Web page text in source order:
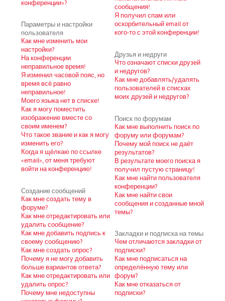
конференции»?
Параметры и настройки
пользователя
Как мне изменить мои
настройки?
На конференции
неправильное время!
Я изменил часовой пояс, но
время всё равно
неправильное!
Моего языка нет в списке!
Как я могу поместить
изображение вместе со
своим именем?
Что такое звание и как я могу
изменить его?
Когда я щёлкаю по ссылке
«email», от меня требуют
войти на конференцию!
Создание сообщений
Как мне создать тему в
форуме?
Как мне отредактировать или
удалить сообщение?
Как мне добавить подпись к
своему сообщению?
Как мне создать опрос?
Почему я не могу добавить
больше вариантов ответа?
Как мне отредактировать или
удалить опрос?
Почему мне недоступны
сообщения!
Я получил спам или
оскорбительный email от
кого-то с этой конференции!
Друзья и недруги
Что означают списки друзей
и недругов?
Как мне добавлять/удалять
пользователей в списках
моих друзей и недругов?
Поиск по форумам
Как мне выполнить поиск по
форуму или форумам?
Почему мой поиск не даёт
результатов?
В результате моего поиска я
получил пустую страницу!
Как мне найти пользователя
конференции?
Как мне найти свои
сообщения и созданные мной
темы?
Закладки и подписка на темы
Чем отличаются закладки от
подписки?
Как мне подписаться на
определённую тему или
форум?
Как мне отказаться от
подписки?